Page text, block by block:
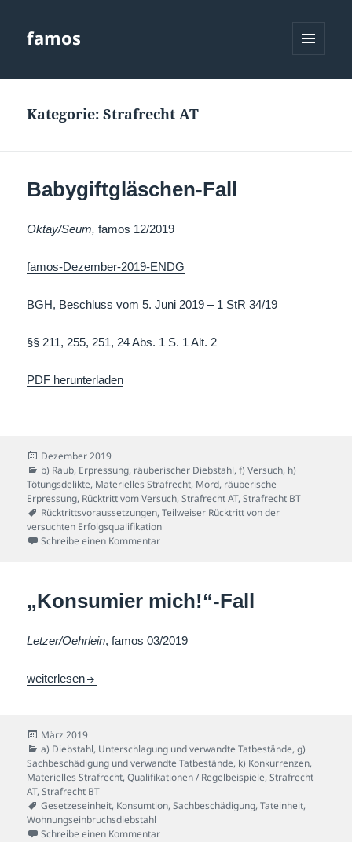
famos
Kategorie:Strafrecht AT
Babygiftgläschen-Fall
Oktay/Seum,famos 12/2019
famos-Dezember-2019-ENDG
BGH, Beschluss vom 5. Juni 2019 – 1 StR 34/19
§§ 211, 255, 251, 24 Abs. 1 S. 1 Alt. 2
PDF herunterladen
Veröffentlicht
am
Dezember 2019
Kategorien
b) Raub, Erpressung, räuberischer Diebstahl,f) Versuch, h)
Tötungsdelikte, Materielles Strafrecht, Mord, räuberische
Erpressung, Rücktritt vom Versuch,Strafrecht AT,Strafrecht BT
Schlagwörter
Rücktrittsvoraussetzungen,Teilweiser Rücktritt von der
versuchten Erfolgsqualifikation
Schreibe einen Kommentarzu Babygiftgläschen-Fall
„Konsumier mich!“-Fall
Letzer/Oehrlein, famos 03/2019
„Konsumier mich!“-Fall
weiterlesen
Veröffentlicht
am
März 2019
Kategorien
a) Diebstahl, Unterschlagung und verwandte Tatbestände,g)
Sachbeschädigung und verwandte Tatbestände, k) Konkurrenzen,
Materielles Strafrecht,Qualifikationen / Regelbeispiele,Strafrecht
AT,Strafrecht BT
Schlagwörter
Gesetzeseinheit, Konsumtion,Sachbeschädigung,Tateinheit,
Wohnungseinbruchsdiebstahl
Schreibe einen Kommentarzu „Konsumier mich!“-Fall